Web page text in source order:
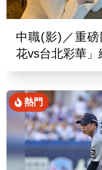
中職(影)／重
花vs台北彩華
熱門